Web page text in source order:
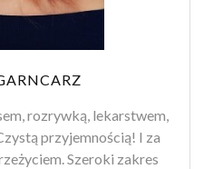
rozrywką, lekarstwem,
przyjemnością! I za
Szeroki zakres